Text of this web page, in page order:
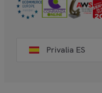
Privalia ES